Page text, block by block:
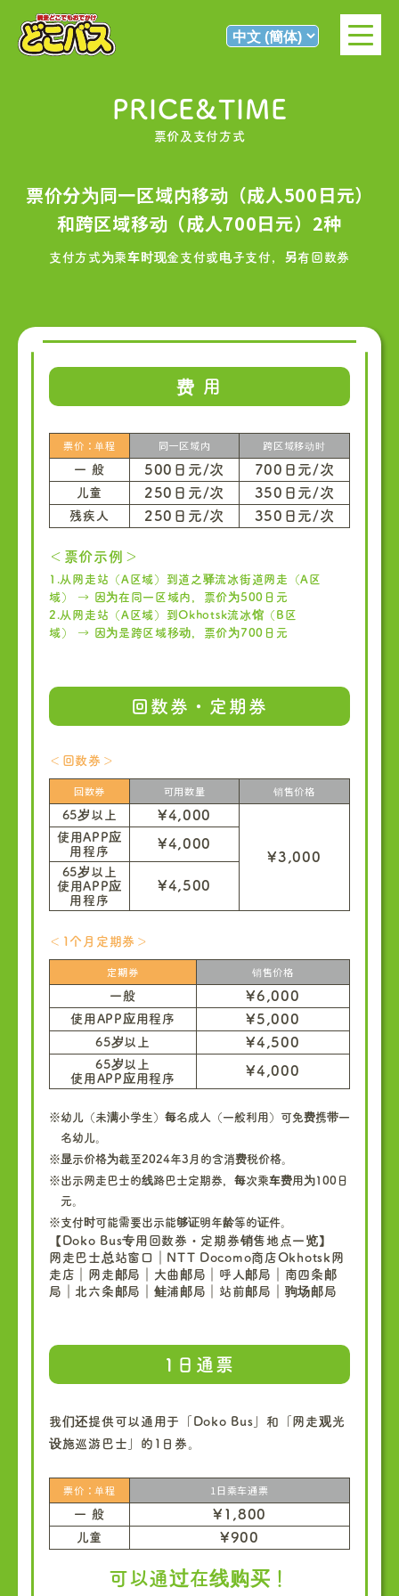
PRICE&TIME
票价及支付方式
票价分为同一区域内移动（成人500日元）
和跨区域移动（成人700日元）2种
支付方式为乘车时现金支付或电子支付，另有回数券
费 用
票价：单程 同一区域内 跨区域移动时
一 般 500日元/次 700日元/次
儿童 250日元/次 350日元/次
残疾人 250日元/次 350日元/次
＜票价示例＞
1.从网走站（A区域）到道之驿流冰街道网走（A区
域） → 因为在同一区域内，票价为500日元
2.从网走站（A区域）到Okhotsk流冰馆（B区
域） → 因为是跨区域移动，票价为700日元
回数券・定期券
＜回数券＞
回数券 可用数量 销售价格
65岁以上 ¥4,000
¥3,000
使用APP应
用程序
¥4,000
65岁以上
使用APP应
用程序
¥4,500
＜1个月定期券＞
定期券 销售价格
一般 ¥6,000
使用APP应用程序 ¥5,000
65岁以上 ¥4,500
65岁以上
使用APP应用程序
¥4,000
※幼儿（未满小学生）每名成人（一般利用）可免费携带一
名幼儿。
※显示价格为截至2024年3月的含消费税价格。
※出示网走巴士的线路巴士定期券，每次乘车费用为100日
元。
※支付时可能需要出示能够证明年龄等的证件。
【Doko Bus专用回数券・定期券销售地点一览】
网走巴士总站窗口｜NTT Docomo商店Okhotsk网
走店｜网走邮局｜大曲邮局｜呼人邮局｜南四条邮
局｜北六条邮局｜鲑浦邮局｜站前邮局｜驹场邮局
1日通票
我们还提供可以通用于「Doko Bus」和「网走观光
设施巡游巴士」的1日券。
票价：单程 1日乘车通票
一 般 ¥1,800
儿童 ¥900
可以通过在线购买！